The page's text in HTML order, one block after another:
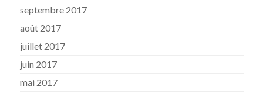
septembre 2017
août 2017
juillet 2017
juin 2017
mai 2017